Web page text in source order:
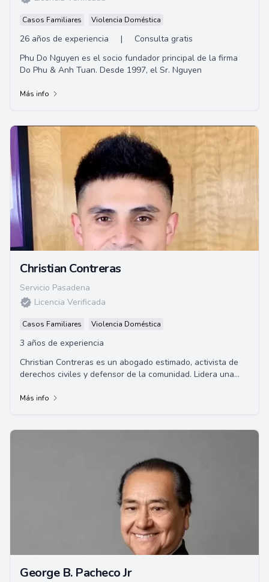
Casos Familiares Violencia Doméstica
26 años de experiencia |
Consulta gratis
Phu Do Nguyen es el socio fundador principal de la firma
Do Phu & Anh Tuan. Desde 1997, el Sr. Nguyen
Más info
Christian Contreras
Servicio Pasadena
Licencia Verificada
Casos Familiares Violencia Doméstica
3 años de experiencia
Christian Contreras es un abogado estimado, activista de
derechos civiles y defensor de la comunidad. Lidera una
Más info
George B. Pacheco Jr